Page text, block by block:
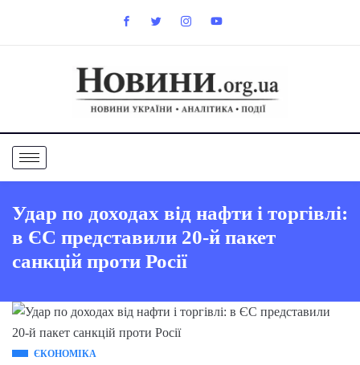
Удар по доходах від нафти і торгівлі:
в ЄС представили 20-й пакет
санкцій проти Росії
ЄКОНОМІКА